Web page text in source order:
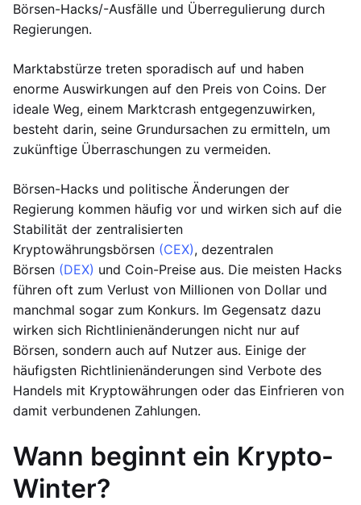
Börsen-Hacks/-Ausfälle und Überregulierung durch
Regierungen.
Marktabstürze treten sporadisch auf und haben
enorme Auswirkungen auf den Preis von Coins. Der
ideale Weg, einem Marktcrash entgegenzuwirken,
besteht darin, seine Grundursachen zu ermitteln, um
zukünftige Überraschungen zu vermeiden.
Börsen-Hacks und politische Änderungen der
Regierung kommen häufig vor und wirken sich auf die
Stabilität der zentralisierten
Kryptowährungsbörsen (CEX), dezentralen
Börsen (DEX) und Coin-Preise aus. Die meisten Hacks
führen oft zum Verlust von Millionen von Dollar und
manchmal sogar zum Konkurs. Im Gegensatz dazu
wirken sich Richtlinienänderungen nicht nur auf
Börsen, sondern auch auf Nutzer aus. Einige der
häufigsten Richtlinienänderungen sind Verbote des
Handels mit Kryptowährungen oder das Einfrieren von
damit verbundenen Zahlungen.
Wann beginnt ein Krypto-
Winter?